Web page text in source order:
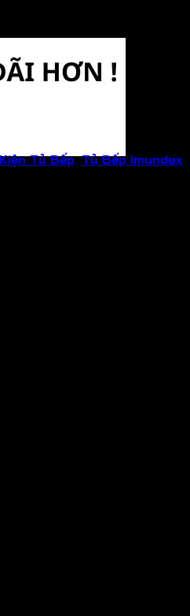
Tủ Bếp,Tủ Bếp Imundex